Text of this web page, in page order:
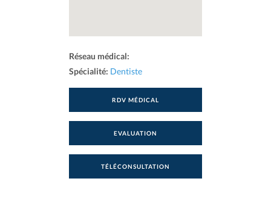
Réseau médical:
Spécialité: Dentiste
RDV MÉDICAL
EVALUATION
TÉLÉCONSULTATION